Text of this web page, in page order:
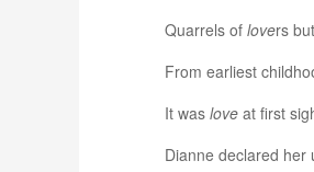
Quarrels of lovers
From earliest
It was love at first
Dianne declared her